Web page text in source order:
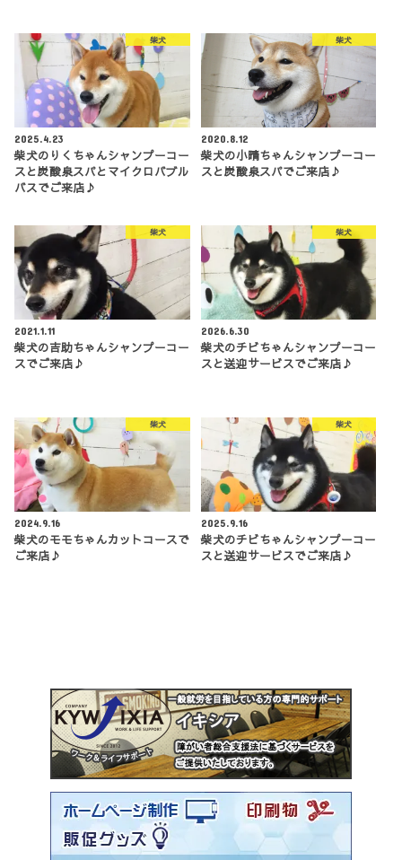
柴犬
2025.4.23
柴犬のりくちゃんシャンプーコー
スと炭酸泉スパとマイクロバブル
バスでご来店♪
柴犬
2020.8.12
柴犬の小晴ちゃんシャンプーコー
スと炭酸泉スパでご来店♪
柴犬
2021.1.11
柴犬の吉助ちゃんシャンプーコー
スでご来店♪
柴犬
2026.6.30
柴犬のチビちゃんシャンプーコー
スと送迎サービスでご来店♪
柴犬
2024.9.16
柴犬のモモちゃんカットコースで
ご来店♪
柴犬
2025.9.16
柴犬のチビちゃんシャンプーコー
スと送迎サービスでご来店♪